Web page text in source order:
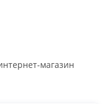
магазин